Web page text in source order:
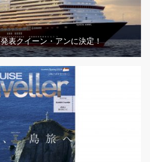
表クイーン・アンに決定！